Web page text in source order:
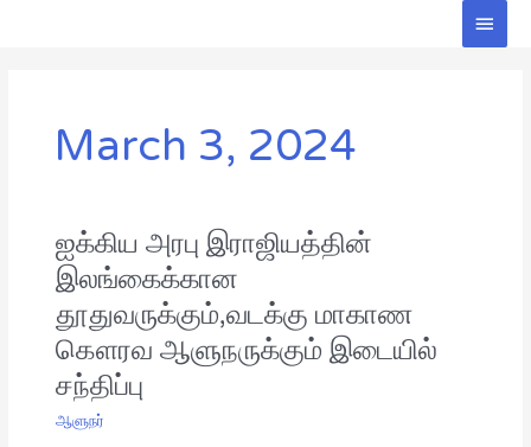
Main
March 3, 2024
ஐக்கிய அரபு இராஜியத்தின்
இலங்கைக்கான
தூதுவருக்கும்,வடக்கு மாகாண
கௌரவ ஆளுநருக்கும் இடையில்
சந்திப்பு
ஆளுநர்
ஐக்கிய
அரபு
இராஜியத்தின்
இலங்கைக்கான
தூதுவருக்கும்,வடக்கு
மாகாண
கௌரவ
ஆளுநருக்கும்
இடையில்